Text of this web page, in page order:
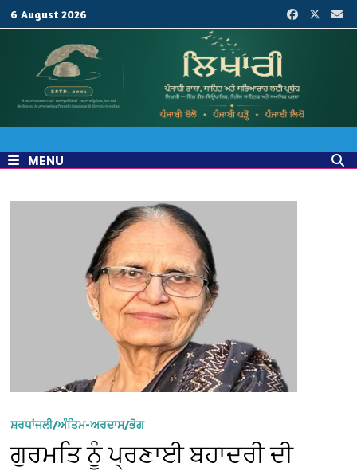
6 August 2026
MENU
ਸ਼ਰਧਾਂਜਲੀ/ਅੰਤਿਮ-ਅਰਦਾਸ/ਭੋਗ
ਗੁਰਮਤਿ ਨੂੰ ਪ੍ਰਣਾਈ ਬਹਾਦਰੀ ਦੀ